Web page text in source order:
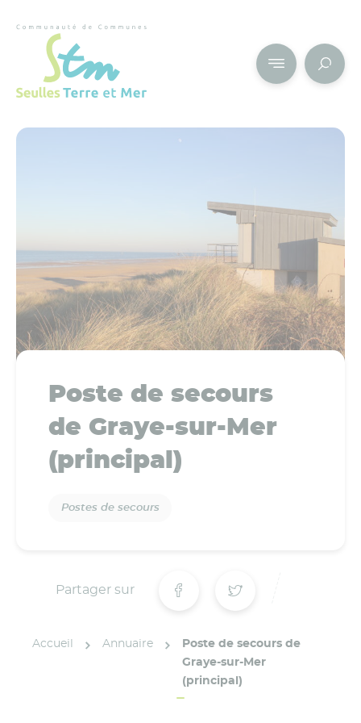
Poste de secours
de Graye-sur-Mer
(principal)
Postes de secours
Partager sur
Accueil Annuaire
Poste de secours de
Graye-sur-Mer
(principal)